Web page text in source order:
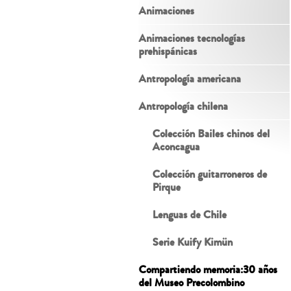
Animaciones
Animaciones tecnologías
prehispánicas
Antropología americana
Antropología chilena
Colección Bailes chinos del
Aconcagua
Colección guitarroneros de
Pirque
Lenguas de Chile
Serie Kuify Kimün
Compartiendo memoria:30 años
del Museo Precolombino